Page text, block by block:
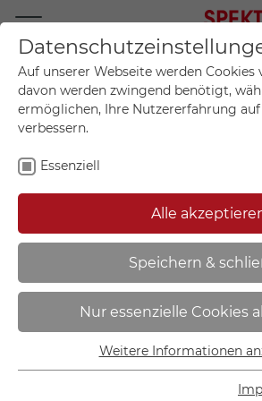
Mein Konto
Mein Warenkorb
Sie sind hier: Start
Verbotsschild |
21.0840
Auf unserer Webseite werden Cookies
davon werden zwingend benötigt,
ermöglichen, Ihre Nutzererfahrung
verbessern.
Essenziell
Alle
Speichern &
Nur essenzielle Cookies
Essenziell
Essenzielle Cookies werden für
Weitere Informationen